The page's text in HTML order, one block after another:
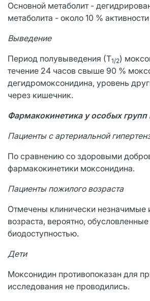
Основной метаболит -
метаболита - около 10 %
Выведение
Период полувыведения (Т1/2)
течение 24 часов свыше 90 %
дегидромоксонидина, уровень
через кишечник.
Фармакокинетика у особых групп
Пациенты с артериальной
По сравнению со здоровыми
фармакокинетики моксонидина.
Пациенты пожилого возраста
Отмечены клинически незначимые
возраста, вероятно,
биодоступностью.
Дети
Моксонидин противопоказан для
исследования не проводились.